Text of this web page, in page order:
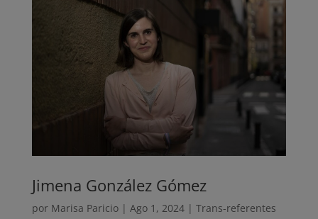
Jimena González Gómez
por Marisa Paricio| Ago 1, 2024| Trans-referentes